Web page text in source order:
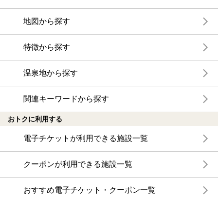
地図から探す
特徴から探す
温泉地から探す
関連キーワードから探す
おトクに利用する
電子チケットが利用できる施設一覧
クーポンが利用できる施設一覧
おすすめ電子チケット・クーポン一覧